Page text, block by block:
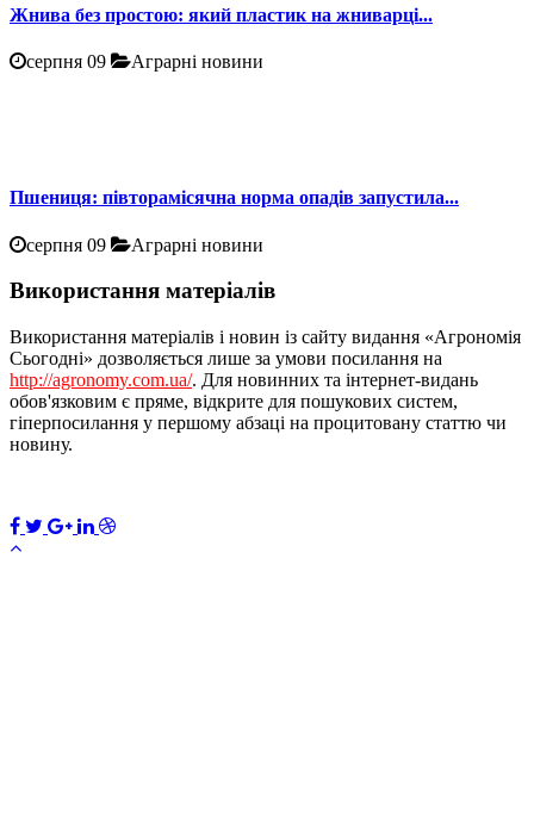
Жнива без простою: який пластик на жниварці...
серпня 09 Аграрні новини
Пшениця: півторамісячна норма опадів запустила...
серпня 09 Аграрні новини
Використання матеріалів
Використання матеріалів і новин із сайту видання «Агрономія
Сьогодні» дозволяється лише за умови посилання на
http://agronomy.com.ua/. Для новинних та інтернет-видань
обов'язковим є пряме, відкрите для пошукових систем,
гіперпосилання у першому абзаці на процитовану статтю чи
новину.